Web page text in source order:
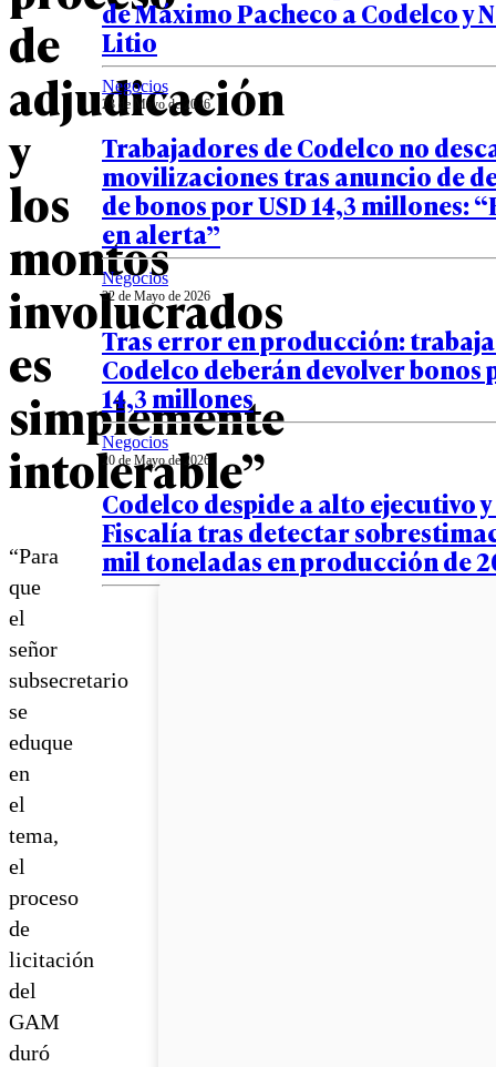
de
adjudicación
y
los
montos
involucrados
es
simplemente
intolerable”
“Para
que
el
señor
subsecretario
se
eduque
en
el
tema,
el
proceso
de
licitación
del
GAM
duró
de Máximo Pacheco a Codelco y
Litio
Negocios
23 de Mayo de 2026
Trabajadores de Codelco no
movilizaciones tras anuncio de
de bonos por USD 14,3 millones:
en alerta”
Negocios
22 de Mayo de 2026
Tras error en producción:
Codelco deberán devolver bonos
14,3 millones
Negocios
20 de Mayo de 2026
Codelco despide a alto ejecutivo
Fiscalía tras detectar
mil toneladas en producción de